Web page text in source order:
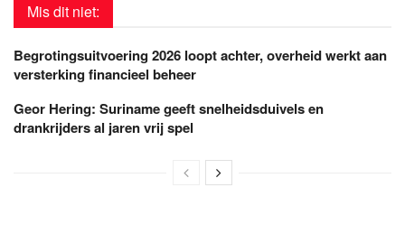
Mis dit niet:
Begrotingsuitvoering 2026 loopt achter, overheid werkt aan
versterking financieel beheer
Geor Hering: Suriname geeft snelheidsduivels en
drankrijders al jaren vrij spel